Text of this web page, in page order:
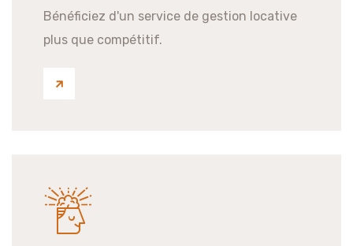
Bénéficiez d'un service de gestion locative
plus que compétitif.